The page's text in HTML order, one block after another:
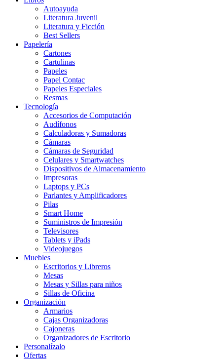
Autoayuda
Literatura Juvenil
Literatura y Ficción
Best Sellers
Papelería
Cartones
Cartulinas
Papeles
Papel Contac
Papeles Especiales
Resmas
Tecnología
Accesorios de Computación
Audífonos
Calculadoras y Sumadoras
Cámaras
Cámaras de Seguridad
Celulares y Smartwatches
Dispositivos de Almacenamiento
Impresoras
Laptops y PCs
Parlantes y Amplificadores
Pilas
Smart Home
Suministros de Impresión
Televisores
Tablets y iPads
Videojuegos
Muebles
Escritorios y Libreros
Mesas
Mesas y Sillas para niños
Sillas de Oficina
Organización
Armarios
Cajas Organizadoras
Cajoneras
Organizadores de Escritorio
Personalízalo
Ofertas